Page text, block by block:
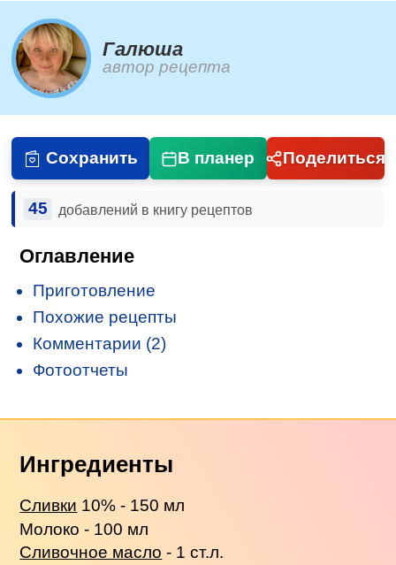
Галюша
автор рецепта
Сохранить В планер Поделиться
45 добавлений в книгу рецептов
Оглавление
Приготовление
Похожие рецепты
Комментарии (2)
Фотоотчеты
Ингредиенты
Сливки 10% - 150 мл
Молоко - 100 мл
Сливочное масло - 1 ст.л.